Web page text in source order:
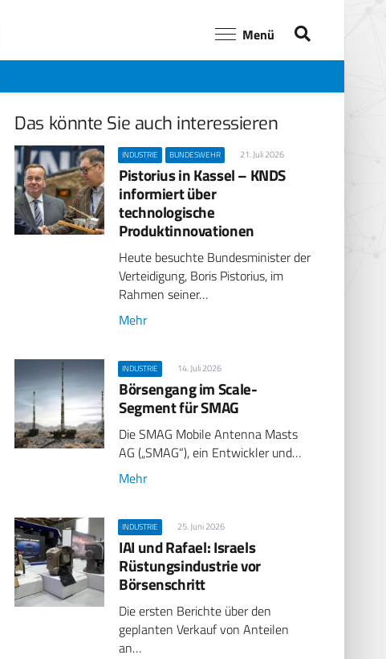
Menü
Das könnte Sie auch interessieren
INDUSTRIE BUNDESWEHR 21. Juli 2026
Pistorius in Kassel – KNDS
informiert über
technologische
Produktinnovationen
Heute besuchte Bundesminister der
Verteidigung, Boris Pistorius, im
Rahmen seiner…
Mehr
INDUSTRIE 14. Juli 2026
Börsengang im Scale-
Segment für SMAG
Die SMAG Mobile Antenna Masts
AG („SMAG“), ein Entwickler und…
Mehr
INDUSTRIE 25. Juni 2026
IAI und Rafael: Israels
Rüstungsindustrie vor
Börsenschritt
Die ersten Berichte über den
geplanten Verkauf von Anteilen
an…